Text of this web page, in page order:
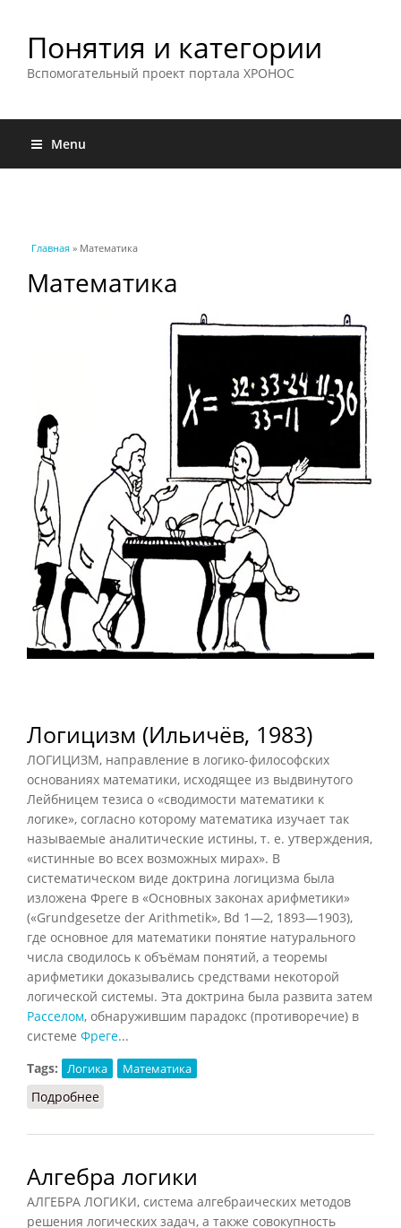
Понятия и категории
Вспомогательный проект портала ХРОНОС
Menu
Вы здесь
Главная » Математика
Математика
Логицизм (Ильичёв, 1983)
ЛОГИЦИЗМ, направление в логико-философских
основаниях математики, исходящее из выдвинутого
Лейбницем тезиса о «сводимости математики к
логике», согласно которому математика изучает так
называемые аналитические истины, т. е. утверждения,
«истинные во всех возможных мирах». В
систематическом виде доктрина логицизма была
изложена Фреге в «Основных законах арифметики»
(«Grundgesetze der Arithmetik», Bd 1—2, 1893—1903),
где основное для математики понятие натурального
числа сводилось к объёмам понятий, а теоремы
арифметики доказывались средствами некоторой
логической системы. Эта доктрина была развита затем
Расселом, обнаружившим парадокс (противоречие) в
системе Фреге...
Tags:
Логика Математика
Подробнее
Алгебра логики
АЛГЕБРА ЛОГИКИ, система алгебраических методов
решения логических задач, а также совокупность